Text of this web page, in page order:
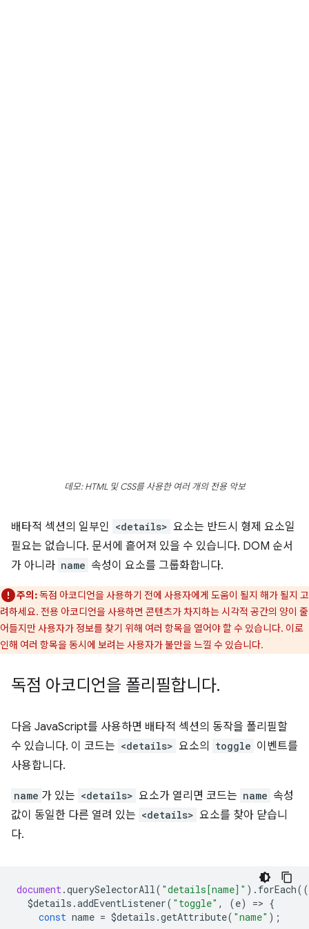
데모: HTML 및 CSS를 사용한 여러 개의 전용 악보
배타적 섹션의 일부인 <details> 요소는 반드시 형제 요소일
필요는 없습니다. 문서에 흩어져 있을 수 있습니다. DOM 순서
가 아니라 name 속성이 요소를 그룹화합니다.
주의:독점 아코디언을 사용하기 전에 사용자에게 도움이 될지 해가 될지 고
려하세요. 전용 아코디언을 사용하면 콘텐츠가 차지하는 시각적 공간의 양이 줄
어들지만 사용자가 정보를 찾기 위해 여러 항목을 열어야 할 수 있습니다. 이로
인해 여러 항목을 동시에 보려는 사용자가 불만을 느낄 수 있습니다.
독점 아코디언을 폴리필합니다.
다음 JavaScript를 사용하면 배타적 섹션의 동작을 폴리필할
수 있습니다. 이 코드는 <details> 요소의 toggle 이벤트를
사용합니다.
name 가 있는 <details> 요소가 열리면 코드는 name 속성
값이 동일한 다른 열려 있는 <details> 요소를 찾아 닫습니
다.
document.querySelectorAll( "details[name]" ). forEach((
$details .addEventListener( "toggle" , (e) => {
const name = $details .getAttribute( "name" );